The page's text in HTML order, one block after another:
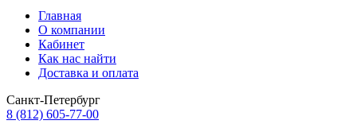
Главная
О компании
Кабинет
Как нас найти
Доставка и оплата
Санкт-Петербург
8 (812) 605-77-00